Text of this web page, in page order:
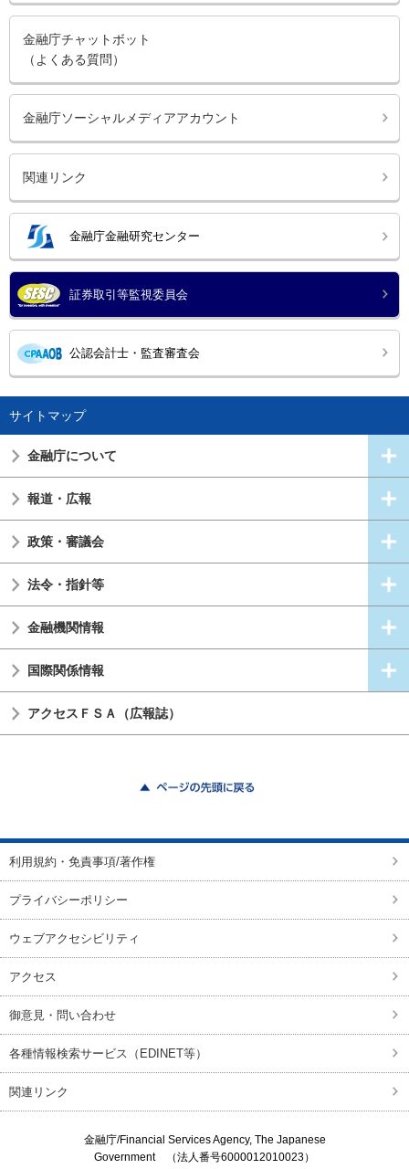
金融庁チャットボット
（よくある質問）
金融庁ソーシャルメディアアカウント
関連リンク
金融庁金融研究センター
証券取引等監視委員会
公認会計士・監査審査会
サイトマップ
金融庁について
報道・広報
政策・審議会
法令・指針等
金融機関情報
国際関係情報
アクセスＦＳＡ（広報誌）
利用規約・免責事項/著作権
プライバシーポリシー
ウェブアクセシビリティ
アクセス
御意見・問い合わせ
各種情報検索サービス（EDINET等）
関連リンク
金融庁/Financial Services Agency, The Japanese
Government（法人番号6000012010023）